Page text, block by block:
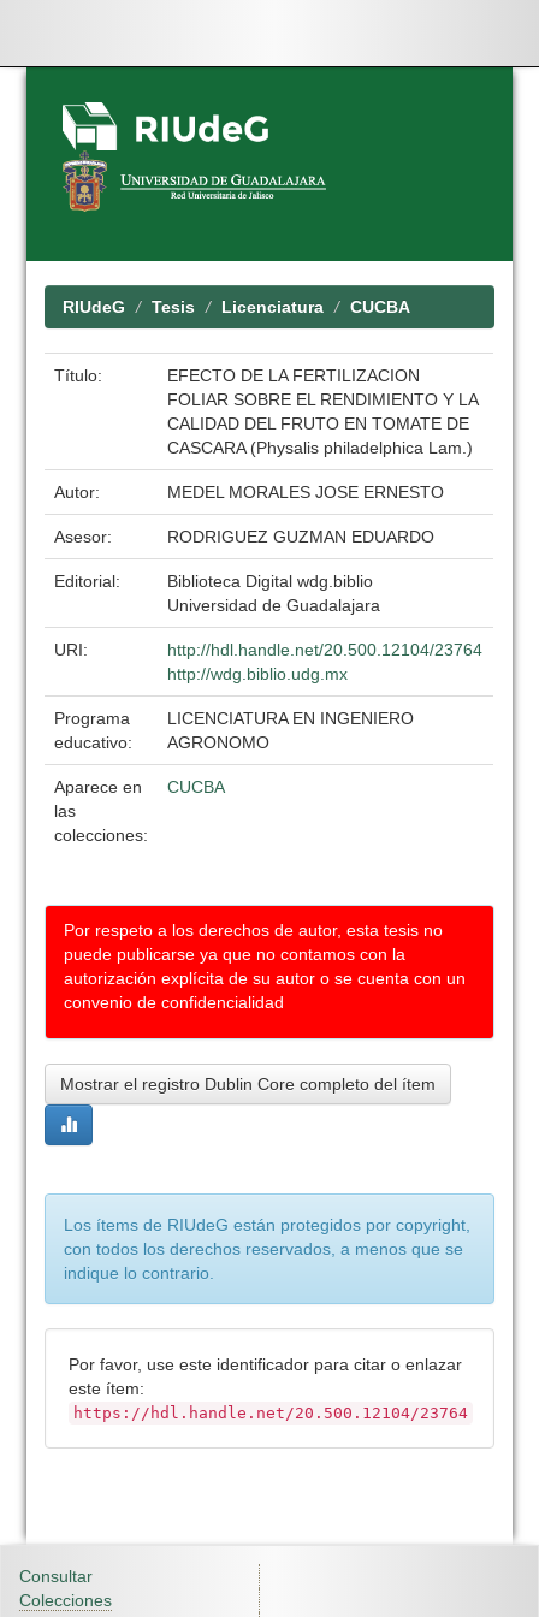
Skip
navigation
RIUdeG Tesis Licenciatura CUCBA
Título:
EFECTO DE LA FERTILIZACION
FOLIAR SOBRE EL RENDIMIENTO Y LA
CALIDAD DEL FRUTO EN TOMATE DE
CASCARA (Physalis philadelphica Lam.)
Autor: MEDEL MORALES JOSE ERNESTO
Asesor: RODRIGUEZ GUZMAN EDUARDO
Editorial:
Biblioteca Digital wdg.biblio
Universidad de Guadalajara
URI:
http://hdl.handle.net/20.500.12104/23764
http://wdg.biblio.udg.mx
Programa
educativo:
LICENCIATURA EN INGENIERO
AGRONOMO
Aparece en
las
colecciones:
CUCBA
Por respeto a los derechos de autor, esta tesis no
puede publicarse ya que no contamos con la
autorización explícita de su autor o se cuenta con un
convenio de confidencialidad
Mostrar el registro Dublin Core completo del ítem
Los ítems de RIUdeG están protegidos por copyright,
con todos los derechos reservados, a menos que se
indique lo contrario.
Por favor, use este identificador para citar o enlazar
este ítem:
https://hdl.handle.net/20.500.12104/23764
Consultar
Colecciones